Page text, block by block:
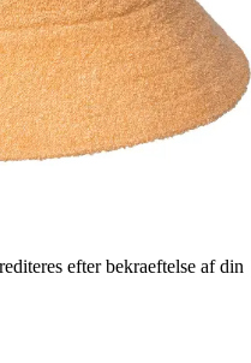
efter bekraeftelse af din